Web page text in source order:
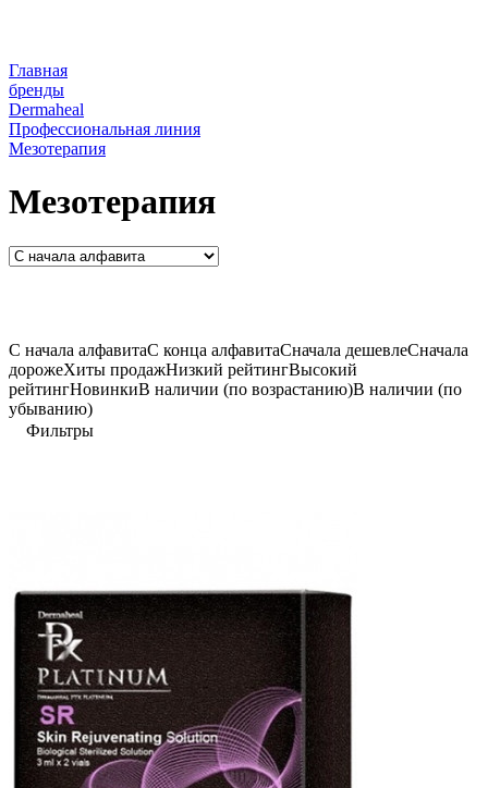
Главная
бренды
Dermaheal
Профессиональная линия
Мезотерапия
Мезотерапия
C начала алфавитаС конца алфавитаСначала дешевлеСначала
дорожеХиты продажНизкий рейтингВысокий
рейтингНовинкиВ наличии (по возрастанию)В наличии (по
убыванию)
Фильтры